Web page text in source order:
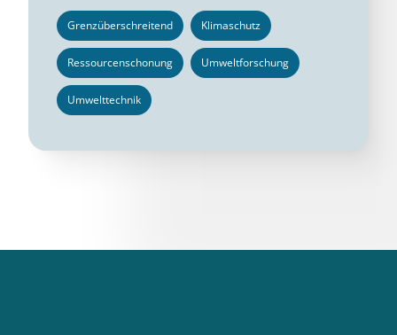
Grenzüberschreitend Klimaschutz
Ressourcenschonung Umweltforschung
Umwelttechnik